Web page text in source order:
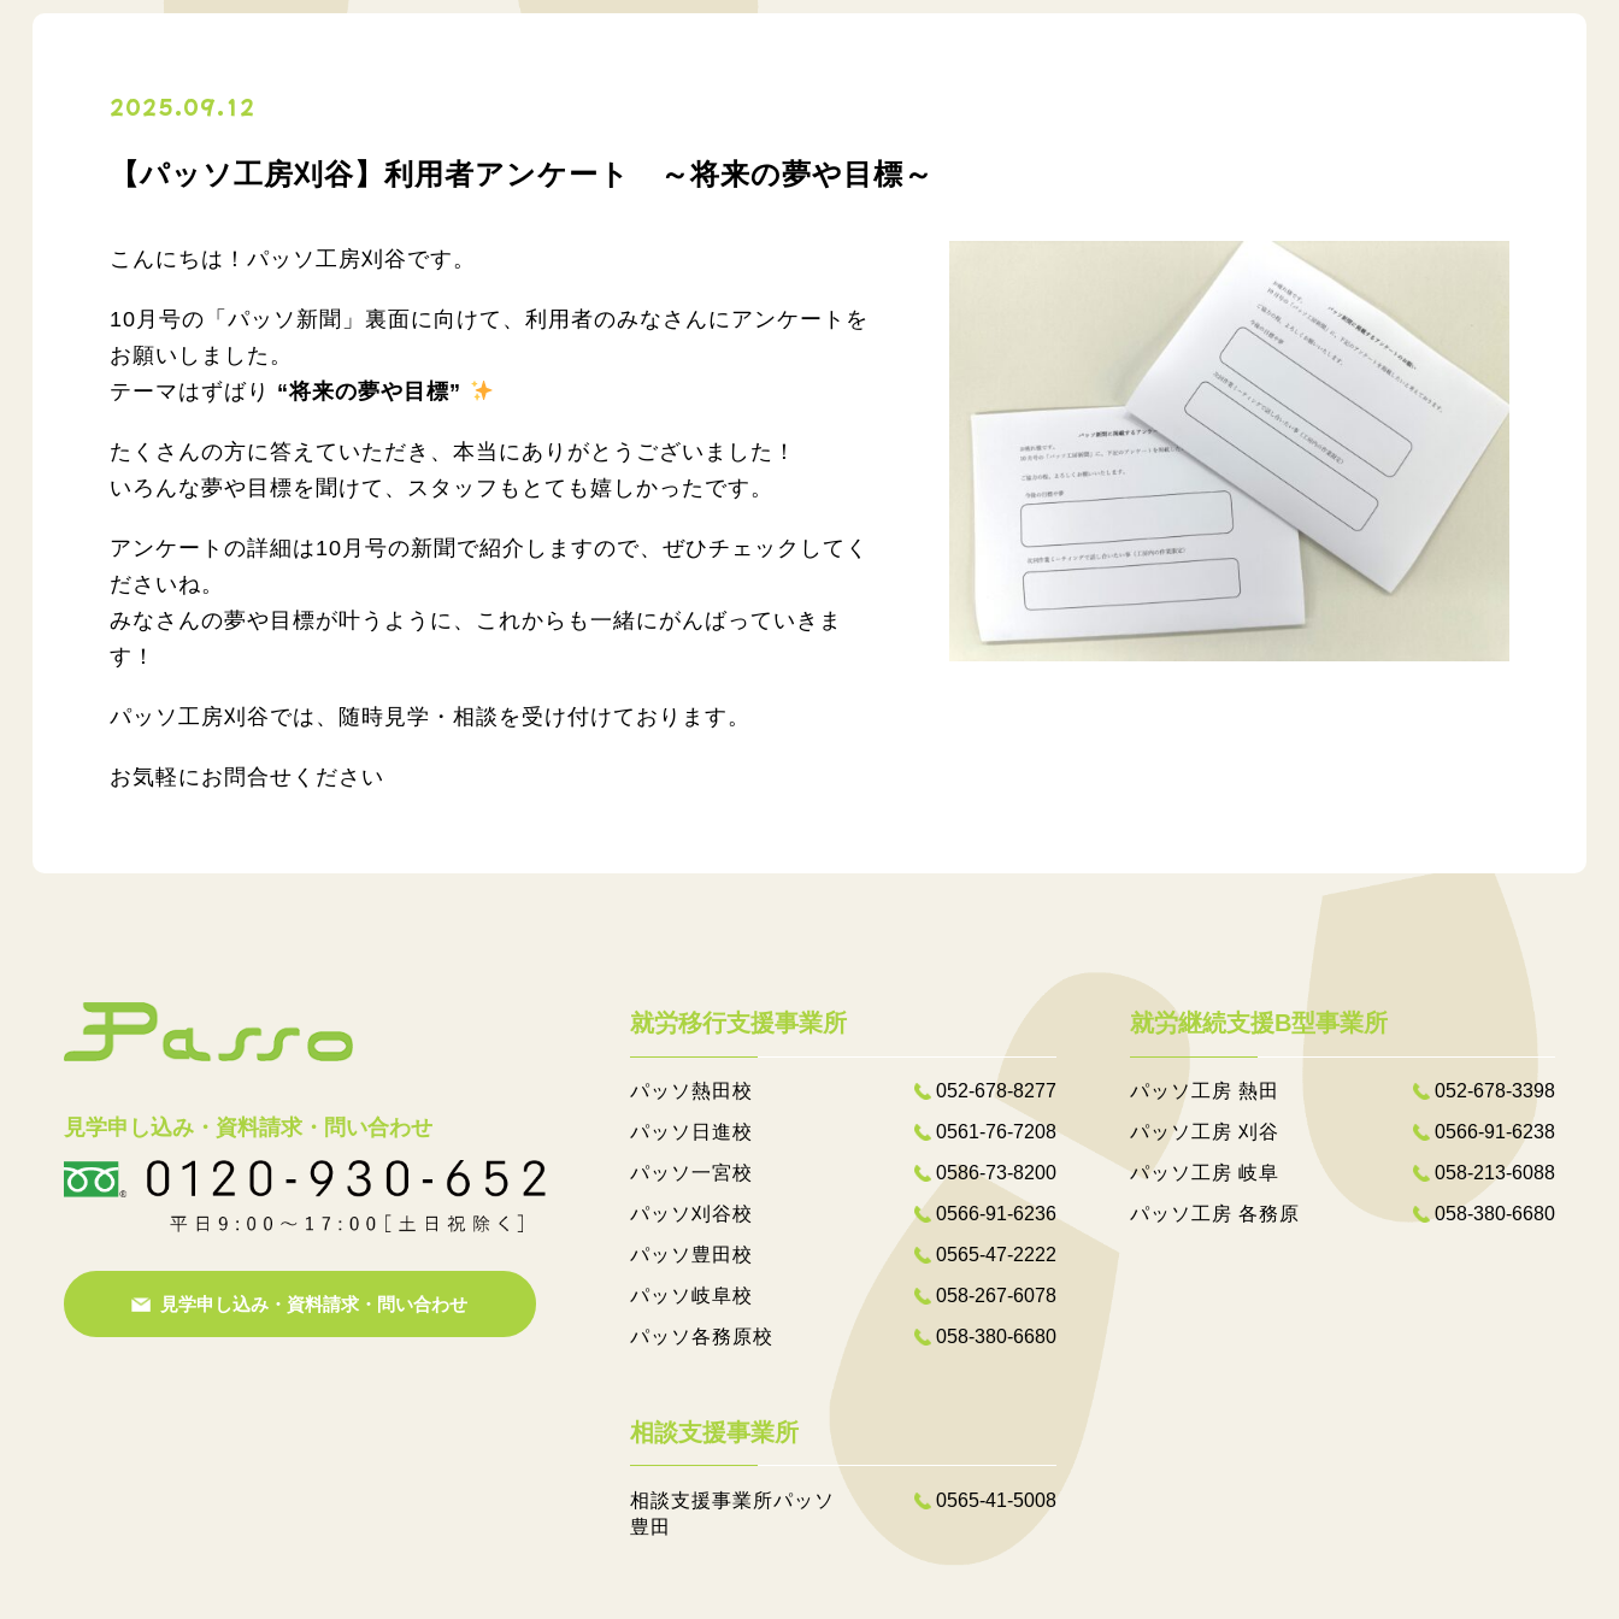
2025.09.12
【パッソ工房刈谷】利用者アンケート ～将来の夢や目標～
こんにちは！パッソ工房刈谷です。
10月号の「パッソ新聞」裏面に向けて、利用者のみなさんにアンケートを
お願いしました。
テーマはずばり “将来の夢や目標”
たくさんの方に答えていただき、本当にありがとうございました！
いろんな夢や目標を聞けて、スタッフもとても嬉しかったです。
アンケートの詳細は10月号の新聞で紹介しますので、ぜひチェックしてく
ださいね。
みなさんの夢や目標が叶うように、これからも一緒にがんばっていきま
す！
パッソ工房刈谷では、随時見学・相談を受け付けております。
お気軽にお問合せください
見学申し込み・資料請求・問い合わせ
見学申し込み・資料請求・問い合わせ
就労移行支援事業所
パッソ熱田校
052-678-8277
パッソ日進校
0561-76-7208
パッソ一宮校
0586-73-8200
パッソ刈谷校
0566-91-6236
パッソ豊田校
0565-47-2222
パッソ岐阜校
058-267-6078
パッソ各務原校
058-380-6680
就労継続支援B型事業所
パッソ工房 熱田
052-678-3398
パッソ工房 刈谷
0566-91-6238
パッソ工房 岐阜
058-213-6088
パッソ工房 各務原
058-380-6680
相談支援事業所
相談支援事業所パッソ
豊田
0565-41-5008